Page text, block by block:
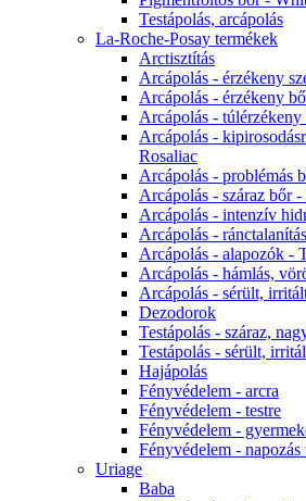
Testápolás, arcápolás
La-Roche-Posay termékek
Arctisztítás
Arcápolás - érzékeny
Arcápolás - érzékeny
Arcápolás -
Arcápolás -
Rosaliac
Arcápolás - problémás
Arcápolás - száraz bőr
Arcápolás - intenzív
Arcápolás -
Arcápolás - alapozók -
Arcápolás - hámlás,
Arcápolás - sérült,
Dezodorok
Testápolás - száraz,
Testápolás - sérült,
Hajápolás
Fényvédelem - arcra
Fényvédelem - testre
Fényvédelem -
Fényvédelem - napozás
Uriage
Baba